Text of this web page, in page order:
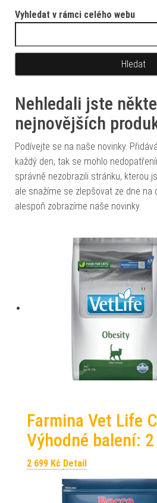
Vyhledat v rámci celého webu
Nehledali jste
nejnovějších
Podívejte se na naše novinky.
každý den, tak se mohlo
správně nezobrazili stránku, kterou
ale snažíme se zlepšovat ze dne na
alespoň zobrazíme naše novinky.
Farmina Vet Life
Výhodné balení:
2 699 Kč Detail